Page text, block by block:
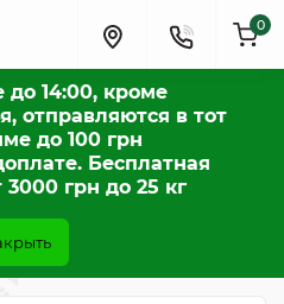
14:00, кроме
отправляются в тот
до 100 грн
Бесплатная
3000 грн до 25 кг
0